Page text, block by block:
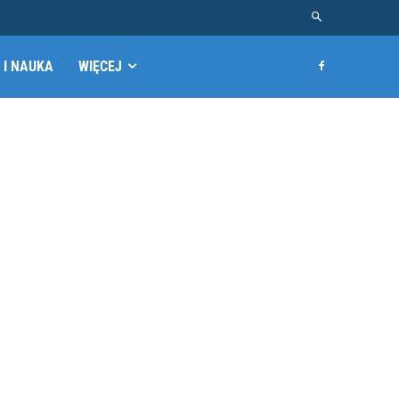
I NAUKA WIĘCEJ